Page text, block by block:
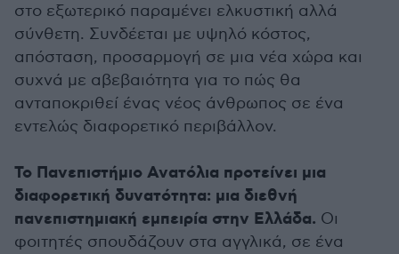
στο εξωτερικό παραμένει ελκυστική αλλά
σύνθετη. Συνδέεται με υψηλό κόστος,
απόσταση, προσαρμογή σε μια νέα χώρα και
συχνά με αβεβαιότητα για το πώς θα
ανταποκριθεί ένας νέος άνθρωπος σε ένα
εντελώς διαφορετικό περιβάλλον.
Το Πανεπιστήμιο Ανατόλια προτείνει μια
διαφορετική δυνατότητα: μια διεθνή
πανεπιστημιακή εμπειρία στην Ελλάδα. Οι
φοιτητές σπουδάζουν στα αγγλικά, σε ένα